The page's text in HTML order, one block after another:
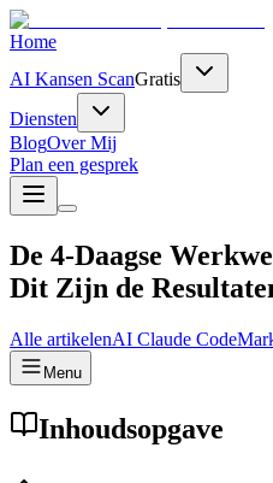
Home
AI Kansen ScanGratis
Diensten
BlogOver Mij
Plan een gesprek
De 4-Daagse
Dit Zijn de
Alle artikelenAI Claude Code
Menu
Inhoudsopgave